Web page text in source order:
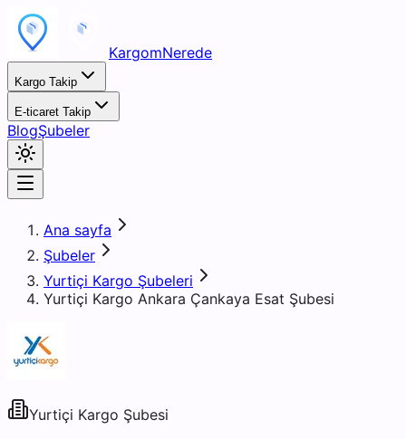
KargomNerede
Kargo Takip
E-ticaret Takip
BlogŞubeler
Ana sayfa
Şubeler
Yurtiçi Kargo Şubeleri
Yurtiçi Kargo Ankara Çankaya Esat Şubesi
Yurtiçi Kargo Şubesi